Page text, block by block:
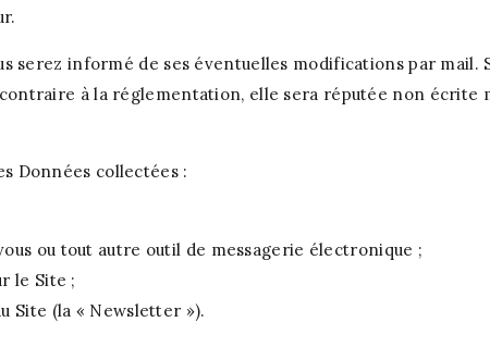
serez informé de ses éventuelles modifications par mail.
à la réglementation, elle sera réputée non écrite
Données collectées :
ou tout autre outil de messagerie électronique ;
le Site ;
Site (la « Newsletter »).